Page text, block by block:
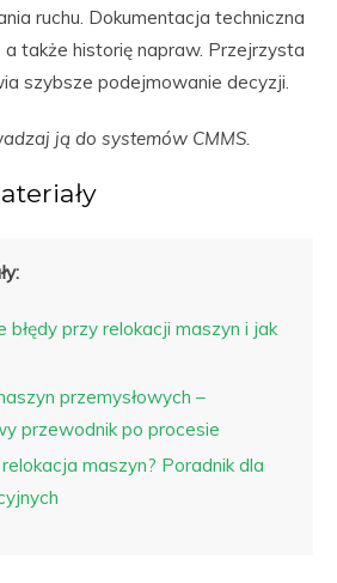
ruchu. Dokumentacja techniczna
także historię napraw. Przejrzysta
szybsze podejmowanie decyzji.
ją do systemów CMMS.
błędy przy relokacji maszyn i jak
przemysłowych –
przewodnik po procesie
maszyn? Poradnik dla